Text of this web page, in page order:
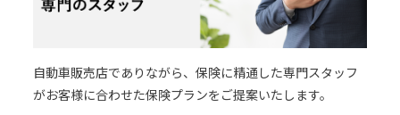
自動車販売店でありながら、保険に精通した専門スタッフ
がお客様に合わせた保険プランをご提案いたします。